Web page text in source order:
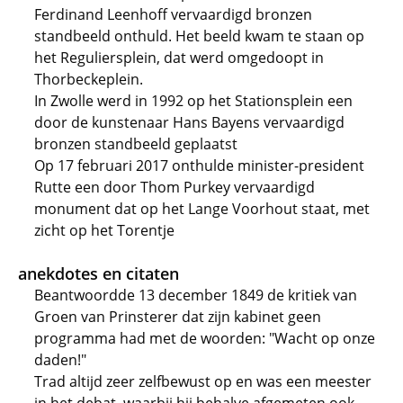
Ferdinand Leenhoff vervaardigd bronzen
standbeeld onthuld. Het beeld kwam te staan op
het Reguliersplein, dat werd omgedoopt in
Thorbeckeplein.
In Zwolle werd in 1992 op het Stationsplein een
door de kunstenaar Hans Bayens vervaardigd
bronzen standbeeld geplaatst
Op 17 februari 2017 onthulde minister-president
Rutte een door Thom Purkey vervaardigd
monument dat op het Lange Voorhout staat, met
zicht op het Torentje
anekdotes en citaten
Beantwoordde 13 december 1849 de kritiek van
Groen van Prinsterer dat zijn kabinet geen
programma had met de woorden: "Wacht op onze
daden!"
Trad altijd zeer zelfbewust op en was een meester